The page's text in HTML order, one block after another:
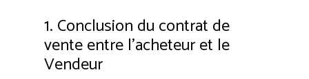
1. Conclusion du contrat de
vente entre l’acheteur et le
Vendeur